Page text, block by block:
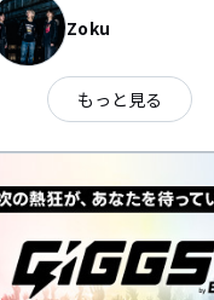
Zoku
もっと見る